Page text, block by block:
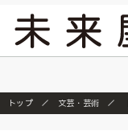
トップ 文芸・芸術